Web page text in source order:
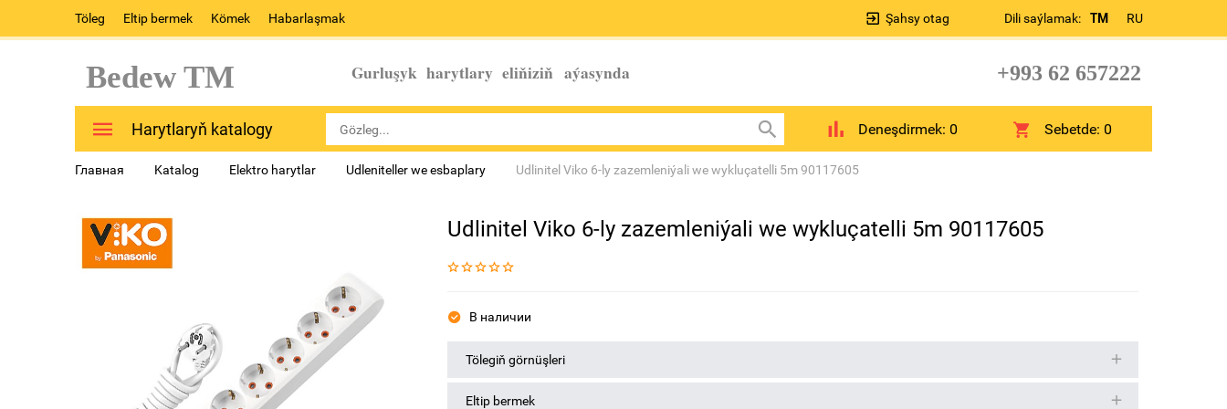
Töleg Eltip bermek Kömek Habarlaşmak Dili saýlamak: TM RU
Şahsy otag
Bedew TM Gurluşyk harytlary eliňiziň aýasynda +993 62 657222
Harytlaryň katalogy Deneşdirmek: 0 Sebetde:0
Главная Katalog Elektro harytlar Udleniteller we esbaplary Udlinitel Viko 6-ly zazemleniýali we wykluçatelli 5m 90117605
Udlinitel Viko 6-ly zazemleniýali we wykluçatelli 5m 90117605
В наличии
Tölegiň görnüşleri
Eltip bermek